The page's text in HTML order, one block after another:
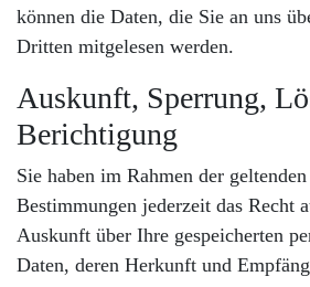
können die Daten, die Sie an uns
Dritten mitgelesen werden.
Auskunft, Sperrung,
Berichtigung
Sie haben im Rahmen der
Bestimmungen jederzeit das Recht
Auskunft über Ihre gespeicherten
Daten, deren Herkunft und